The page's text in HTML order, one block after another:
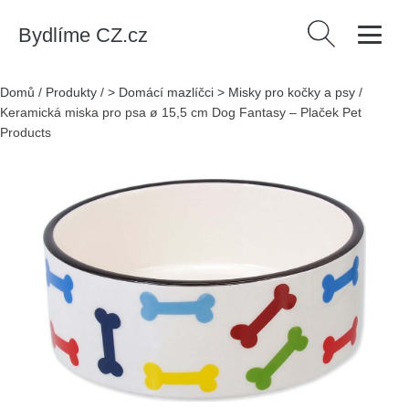
Bydlíme CZ.cz Vyhledávání
Domů / Produkty / > Domácí mazlíčci > Misky pro kočky a psy /
Keramická miska pro psa ø 15,5 cm Dog Fantasy – Plaček Pet
Products